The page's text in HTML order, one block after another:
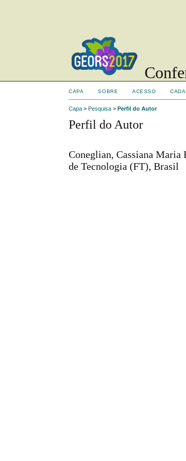
CAPA SOBRE ACESSO
Capa >Pesquisa >Perfil do Autor
Perfil do Autor
Coneglian, Cassiana Maria
de Tecnologia (FT), Brasil